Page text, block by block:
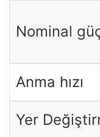
Nominal
Anma hızı
Yer